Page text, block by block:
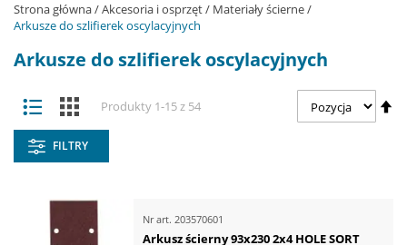
Strona główna Akcesoria i osprzęt
Materiały ścierne
Arkusze do szlifierek oscylacyjnych
Arkusze do szlifierek oscylacyjnych
Zobacz
jako
Lista KafelkiProdukty 1-15z 54
FILTRY
Nr art. 203570601
Arkusz ścierny 93x230 2x4 HOLE SORT